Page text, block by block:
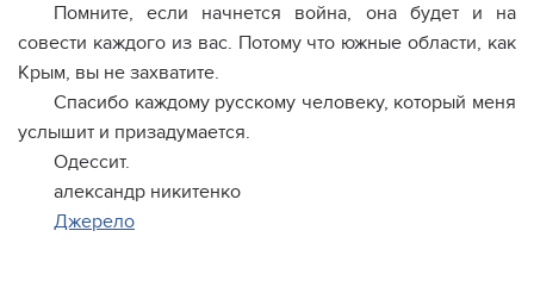
Помните, если начнется война, она будет и на
совести каждого из вас. Потому что южные области, как
Крым, вы не захватите.
Спасибо каждому русскому человеку, который меня
услышит и призадумается.
Одессит.
александр никитенко
Джерело